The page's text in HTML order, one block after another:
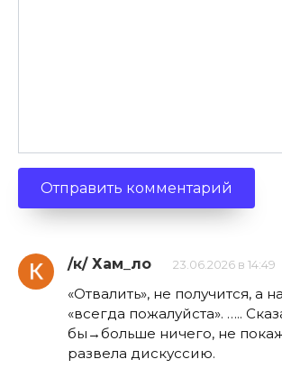
/к/ Хам_ло 23.06.2026 в 14:49
«Отвалить», не получится, а
«всегда пожалуйста». …..
бы→больше ничего, не
развела дискуссию.